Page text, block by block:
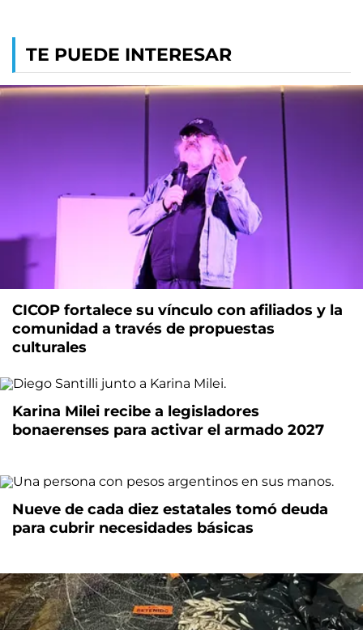
TE PUEDE INTERESAR
CICOP fortalece su vínculo con afiliados y la
comunidad a través de propuestas
culturales
Karina Milei recibe a legisladores
bonaerenses para activar el armado 2027
Nueve de cada diez estatales tomó deuda
para cubrir necesidades básicas